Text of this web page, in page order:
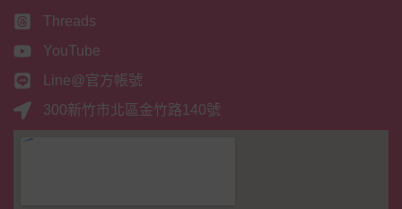
Threads
YouTube
Line@官方帳號
300新竹市北區金竹路140號